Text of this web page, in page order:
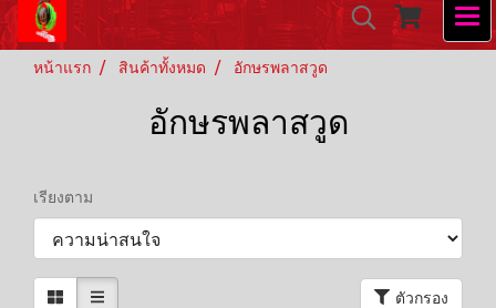
หน้าแรก สินค้าทั้งหมด อักษรพลาสวูด
อักษรพลาสวูด
เรียงตาม
ตัวกรอง